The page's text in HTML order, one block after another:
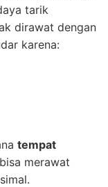
tarik
dirawat dengan
karena:
tempat
merawat